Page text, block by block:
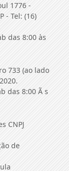
1776 -
- Tel: (16)
das 8:00 às
733 (ao lado
das 8:00 Ã s
CNPJ
de